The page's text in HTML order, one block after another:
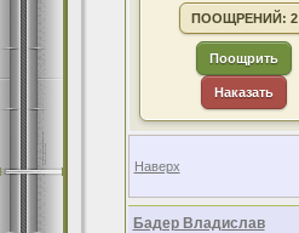
ПООЩРЕНИЙ: 2
Поощрить
Наказать
Наверх
Бадер Владислав